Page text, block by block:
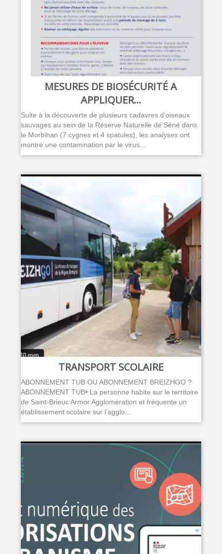
MESURES DE BIOSÉCURITÉ A
APPLIQUER...
Suite à la découverte de plusieurs cadavres d'oiseaux
sauvages au sein de la Réserve Naturelle de Séné dans
le Morbihan (7 cygnes et 4 spatules), les analyses ont
montré une contamination par le virus...
TRANSPORT SCOLAIRE
ABONNEMENT TUB OU ABONNEMENT BREIZHGO ?
ABONNEMENT TUB• La personne habite sur le territoire
de Saint-Brieuc Armor Agglomération et fréquente un
établissement scolaire sur l’agglo...